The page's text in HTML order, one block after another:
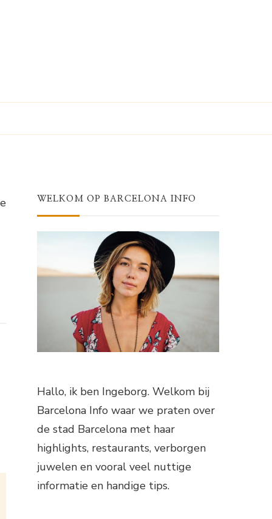
WELKOM OP BARCELONA INFO
Hallo, ik ben Ingeborg. Welkom bij
Barcelona Info waar we praten over
de stad Barcelona met haar
highlights, restaurants, verborgen
juwelen en vooral veel nuttige
informatie en handige tips.